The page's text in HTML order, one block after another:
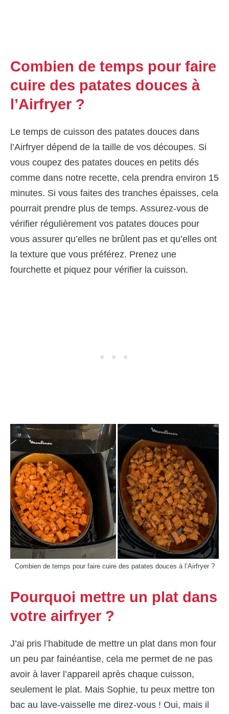
Combien de temps pour faire
cuire des patates douces à
l’Airfryer ?
Le temps de cuisson des patates douces dans
l’Airfryer dépend de la taille de vos découpes. Si
vous coupez des patates douces en petits dés
comme dans notre recette, cela prendra environ 15
minutes. Si vous faites des tranches épaisses, cela
pourrait prendre plus de temps. Assurez-vous de
vérifier régulièrement vos patates douces pour
vous assurer qu’elles ne brûlent pas et qu’elles ont
la texture que vous préférez. Prenez une
fourchette et piquez pour vérifier la cuisson.
Combien de temps pour faire cuire des patates douces à l’Airfryer ?
Pourquoi mettre un plat dans
votre airfryer ?
J’ai pris l’habitude de mettre un plat dans mon four
un peu par fainéantise, cela me permet de ne pas
avoir à laver l’appareil après chaque cuisson,
seulement le plat. Mais Sophie, tu peux mettre ton
bac au lave-vaisselle me direz-vous ! Oui, mais il